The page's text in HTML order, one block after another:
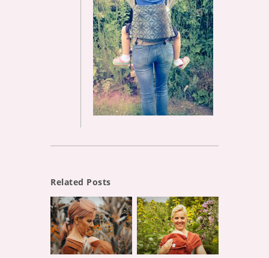
Related Posts